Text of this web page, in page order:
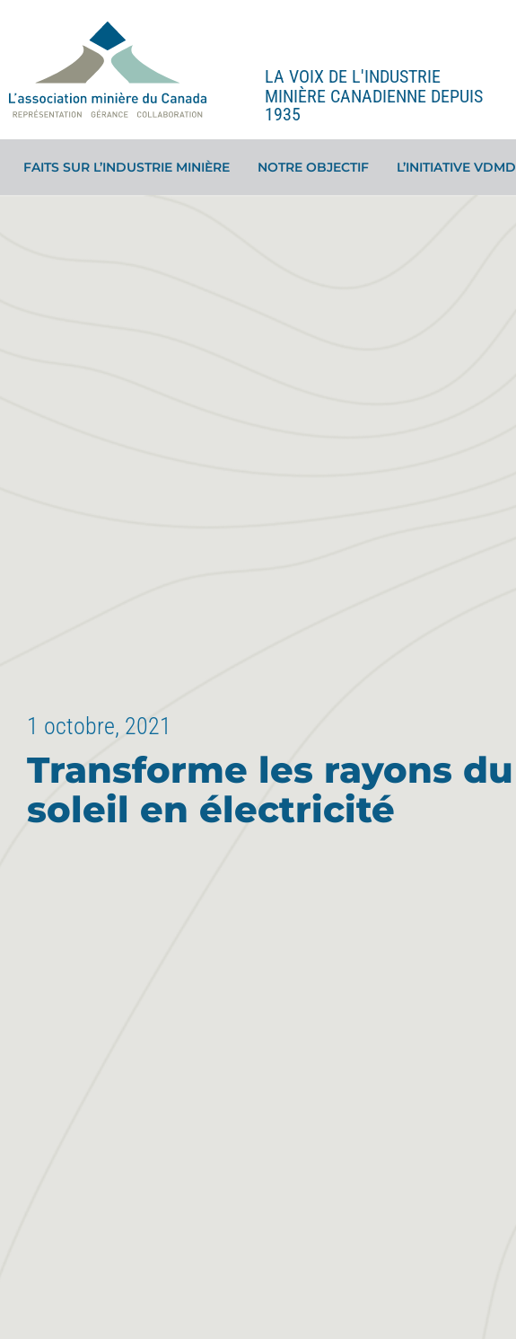
LA VOIX DE L'INDUSTRIE
MINIÈRE CANADIENNE DEPUIS
1935
FAITS SUR L’INDUSTRIE MINIÈRE NOTRE OBJECTIF L’INITIATIVE VDMD
1 octobre, 2021
Transforme les rayons du
soleil en électricité